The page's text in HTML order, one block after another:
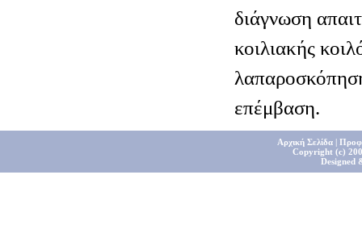
διάγνωση
κοιλιακής
επέμβαση.
Αρχική Σελίδα|
Copyright (c)
Designed